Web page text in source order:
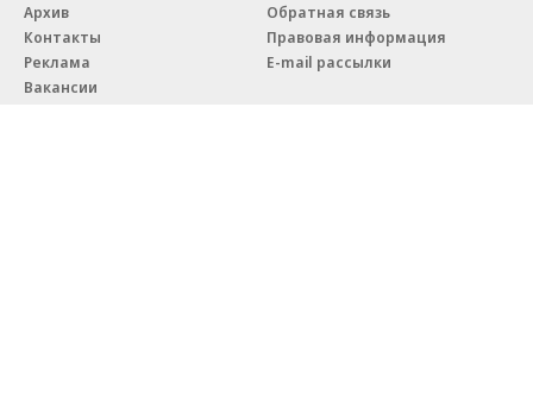
Архив
Контакты
Реклама
Вакансии
Обратная связь
Правовая информация
E-mail рассылки